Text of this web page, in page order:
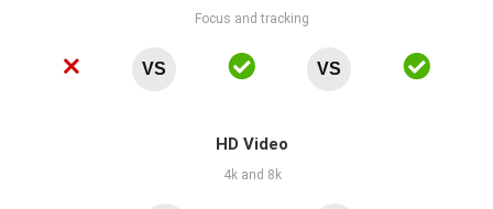
Focus and tracking
VS VS
HD Video
4k and 8k